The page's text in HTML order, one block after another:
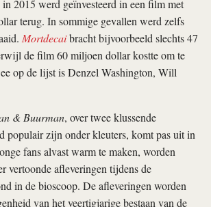
2015 werd geïnvesteerd in een film met
terug. In sommige gevallen werd zelfs
Mortdecaibracht bijvoorbeeld slechts 47
de film 60 miljoen dollar kostte om te
op de lijst is Denzel Washington, Will
& Buurman, over twee klussende
populair zijn onder kleuters, komt pas uit in
fans alvast warm te maken, worden
vertoonde afleveringen tijdens de
in de bioscoop. De afleveringen worden
van het veertigjarige bestaan van de